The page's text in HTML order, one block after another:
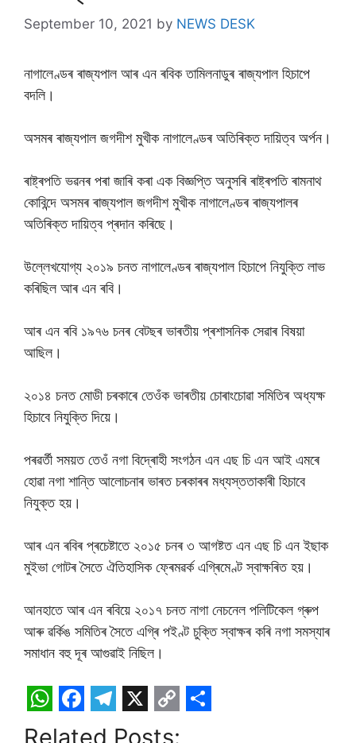
September 10, 2021 by NEWS DESK
নাগালেণ্ডৰ ৰাজ্যপাল আৰ এন ৰবিক তামিলনাডুৰ ৰাজ্যপাল হিচাপে
বদলি।
অসমৰ ৰাজ্যপাল জগদীশ মুখীক নাগালেণ্ডৰ অতিৰিক্ত দায়িত্ব অৰ্পন।
ৰাষ্ট্ৰপতি ভৱনৰ পৰা জাৰি কৰা এক বিজ্ঞপ্তি অনুসৰি ৰাষ্ট্ৰপতি ৰামনাথ
কোবিন্দে অসমৰ ৰাজ্যপাল জগদীশ মুখীক নাগালেণ্ডৰ ৰাজ্যপালৰ
অতিৰিক্ত দায়িত্ব প্ৰদান কৰিছে।
উল্লেখযোগ্য ২০১৯ চনত নাগালেণ্ডৰ ৰাজ্যপাল হিচাপে নিযুক্তি লাভ
কৰিছিল আৰ এন ৰবি।
আৰ এন ৰবি ১৯৭৬ চনৰ বেটছৰ ভাৰতীয় প্ৰশাসনিক সেৱাৰ বিষয়া
আছিল।
২০১৪ চনত মোডী চৰকাৰে তেওঁক ভাৰতীয় চোৰাংচোৱা সমিতিৰ অধ্যক্ষ
হিচাবে নিযুক্তি দিয়ে।
পৰৱৰ্তী সময়ত তেওঁ নগা বিদ্ৰোহী সংগঠন এন এছ চি এন আই এমৰে
হোৱা নগা শান্তি আলোচনাৰ ভাৰত চৰকাৰৰ মধ্যস্ততাকাৰী হিচাবে
নিযুক্ত হয়।
আৰ এন ৰবিৰ প্ৰচেষ্টাতে ২০১৫ চনৰ ৩ আগষ্টত এন এছ চি এন ইছাক
মুইভা গোটৰ সৈতে ঐতিহাসিক ফ্ৰেমৱৰ্ক এগ্ৰিমেণ্ট স্বাক্ষৰিত হয়।
আনহাতে আৰ এন ৰবিয়ে ২০১৭ চনত নাগা নেচনেল পলিটিকেল গ্ৰুপ
আৰু ৱৰ্কিঙ সমিতিৰ সৈতে এগ্ৰি পইণ্ট চুক্তি স্বাক্ষৰ কৰি নগা সমস্যাৰ
সমাধান বহু দূৰ আগুৱাই নিছিল।
W
F
T X
C
Related Posts: